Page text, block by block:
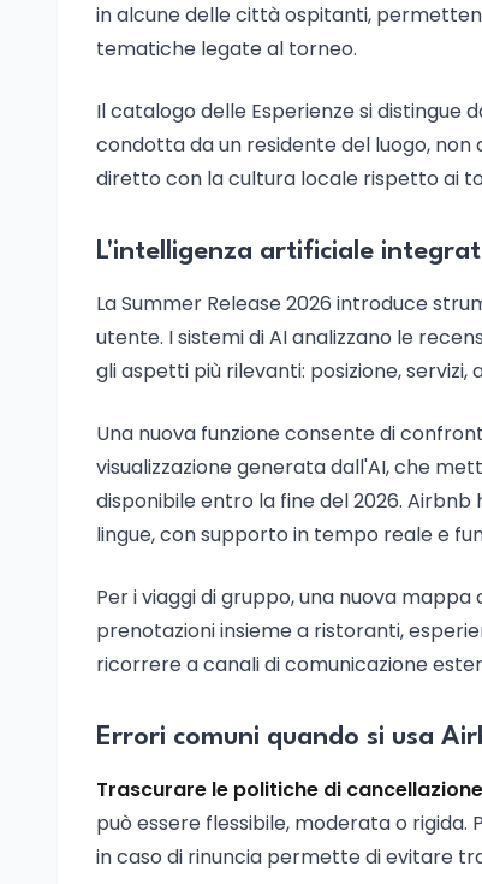
in alcune delle città ospitanti,
tematiche legate al torneo.
Il catalogo delle Esperienze si
condotta da un residente del luogo,
diretto con la cultura locale rispetto ai
L'intelligenza artificiale
La Summer Release 2026 introduce
utente. I sistemi di AI analizzano le
gli aspetti più rilevanti: posizione,
Una nuova funzione consente di
visualizzazione generata dall'AI, che
disponibile entro la fine del 2026.
lingue, con supporto in tempo reale e
Per i viaggi di gruppo, una nuova
prenotazioni insieme a ristoranti,
ricorrere a canali di comunicazione
Errori comuni quando si usa
Trascurare le politiche di cancellazione
può essere flessibile, moderata o
in caso di rinuncia permette di evitare